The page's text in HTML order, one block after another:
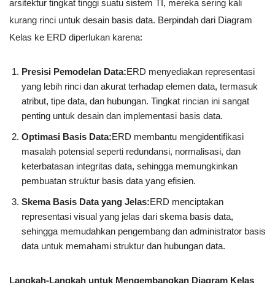
arsitektur tingkat tinggi suatu sistem TI, mereka sering kali
kurang rinci untuk desain basis data. Berpindah dari Diagram
Kelas ke ERD diperlukan karena:
Presisi Pemodelan Data:ERD menyediakan representasi
yang lebih rinci dan akurat terhadap elemen data, termasuk
atribut, tipe data, dan hubungan. Tingkat rincian ini sangat
penting untuk desain dan implementasi basis data.
Optimasi Basis Data:ERD membantu mengidentifikasi
masalah potensial seperti redundansi, normalisasi, dan
keterbatasan integritas data, sehingga memungkinkan
pembuatan struktur basis data yang efisien.
Skema Basis Data yang Jelas:ERD menciptakan
representasi visual yang jelas dari skema basis data,
sehingga memudahkan pengembang dan administrator basis
data untuk memahami struktur dan hubungan data.
Langkah-Langkah untuk Mengembangkan Diagram Kelas